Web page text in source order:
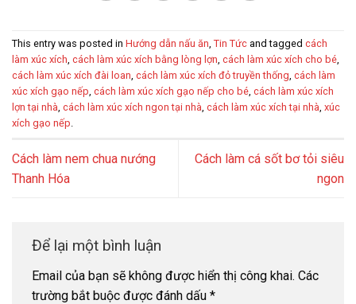
This entry was posted in Hướng dẫn nấu ăn, Tin Tức and tagged cách
làm xúc xích, cách làm xúc xích bằng lòng lợn, cách làm xúc xích cho bé,
cách làm xúc xích đài loan, cách làm xúc xích đỏ truyền thống, cách làm
xúc xích gạo nếp, cách làm xúc xích gạo nếp cho bé, cách làm xúc xích
lợn tại nhà, cách làm xúc xích ngon tại nhà, cách làm xúc xích tại nhà, xúc
xích gạo nếp.
Cách làm nem chua nướng
Thanh Hóa
Cách làm cá sốt bơ tỏi siêu
ngon
Để lại một bình luận
Email của bạn sẽ không được hiển thị công khai. Các
trường bắt buộc được đánh dấu *